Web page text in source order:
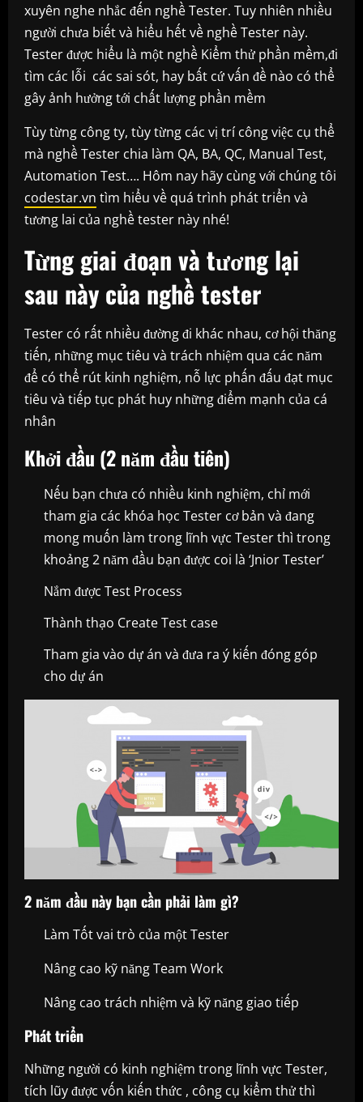
xuyên nghe nhắc đến nghề Tester. Tuy nhiên nhiều
người chưa biết và hiểu hết về nghề Tester này.
Tester được hiểu là một nghề Kiểm thử phần mềm,đi
tìm các lỗi các sai sót, hay bất cứ vấn đề nào có thể
gây ảnh hưởng tới chất lượng phần mềm
Tùy từng công ty, tùy từng các vị trí công việc cụ thể
mà nghề Tester chia làm QA, BA, QC, Manual Test,
Automation Test…. Hôm nay hãy cùng với chúng tôi
codestar.vn tìm hiểu về quá trình phát triển và
tương lai của nghề tester này nhé!
Từng giai đoạn và tương lại
sau này của nghề tester
Tester có rất nhiều đường đi khác nhau, cơ hội thăng
tiến, những mục tiêu và trách nhiệm qua các năm
để có thể rút kinh nghiệm, nỗ lực phấn đấu đạt mục
tiêu và tiếp tục phát huy những điểm mạnh của cá
nhân
Khởi đầu (2 năm đầu tiên)
Nếu bạn chưa có nhiều kinh nghiệm, chỉ mới
tham gia các khóa học Tester cơ bản và đang
mong muốn làm trong lĩnh vực Tester thì trong
khoảng 2 năm đầu bạn được coi là ‘Jnior Tester’
Nắm được Test Process
Thành thạo Create Test case
Tham gia vào dự án và đưa ra ý kiến đóng góp
cho dự án
2 năm đầu này bạn cần phải làm gì?
Làm Tốt vai trò của một Tester
Nâng cao kỹ năng Team Work
Nâng cao trách nhiệm và kỹ năng giao tiếp
Phát triển
Những người có kinh nghiệm trong lĩnh vực Tester,
tích lũy được vốn kiến thức , công cụ kiểm thử thì